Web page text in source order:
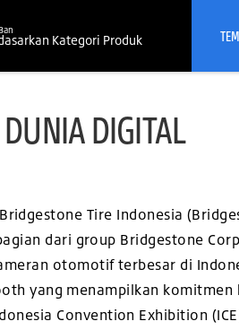
Kategori Produk
DIGITAL
Bridgestone Tire Indonesia
dari group Bridgestone
otomotif terbesar di
yang menampilkan komitmen
Convention Exhibition